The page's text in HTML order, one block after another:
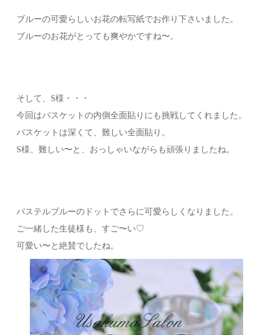
ブルーの可愛らしいお花の転写紙でお作り下さいました。
ブルーのお花がとっても爽やかですね〜。
そして、S様・・・
今回はバスケットの内側全面貼りにも挑戦してくれました。
バスケットは深くて、難しい全面貼り。
S様、難しい〜と、おっしゃいながらも頑張りましたね。
パステルブルーのドットでさらに可愛らしくなりました。
ご一緒した生徒様も、すご〜い♡
可愛い〜と絶賛でしたね。